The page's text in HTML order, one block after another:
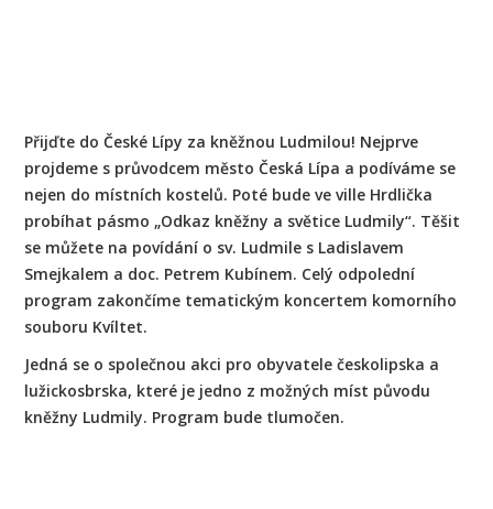
Přijďte do České Lípy za kněžnou Ludmilou! Nejprve
projdeme s průvodcem město Česká Lípa a podíváme se
nejen do místních kostelů. Poté bude ve ville Hrdlička
probíhat pásmo „Odkaz kněžny a světice Ludmily“. Těšit
se můžete na povídání o sv. Ludmile s Ladislavem
Smejkalem a doc. Petrem Kubínem. Celý odpolední
program zakončíme tematickým koncertem komorního
souboru Kvíltet.
Jedná se o společnou akci pro obyvatele českolipska a
lužickosbrska, které je jedno z možných míst původu
kněžny Ludmily. Program bude tlumočen.